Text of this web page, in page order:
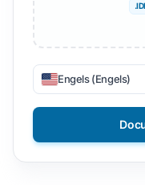
Engels (Engels)